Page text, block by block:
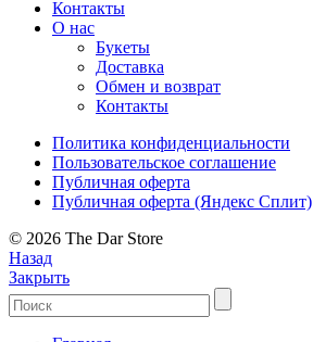
Контакты
О нас
Букеты
Доставка
Обмен и возврат
Контакты
Политика конфиденциальности
Пользовательское соглашение
Публичная оферта
Публичная оферта (Яндекс Сплит)
© 2026 The Dar Store
Назад
Закрыть